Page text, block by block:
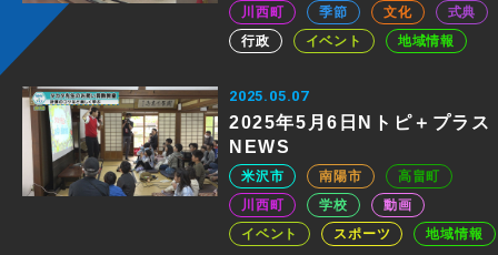
川西町
季節 文化
式典
行政
イベント 地域情報
2025.05.07
2025年5月6日Nトピ＋プラス
NEWS
米沢市 南陽市
高畠町
川西町
学校
動画
イベント
スポーツ 地域情報